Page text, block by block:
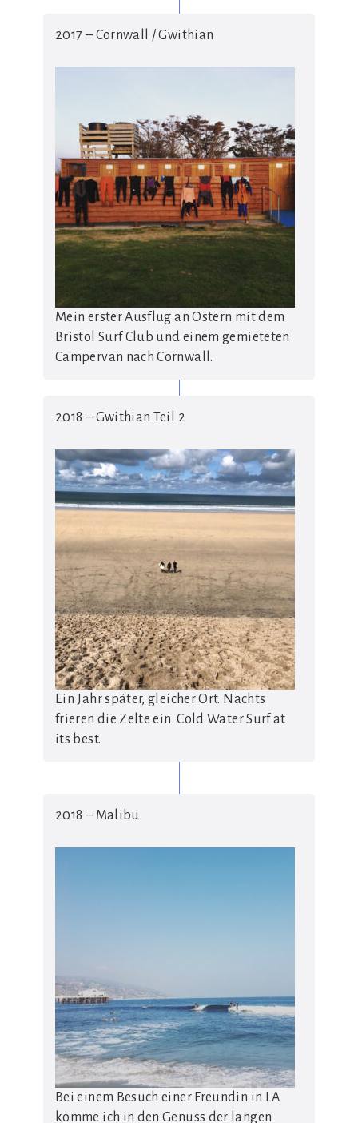
2017 – Cornwall / Gwithian
Mein erster Ausflug an Ostern mit dem
Bristol Surf Club und einem gemieteten
Campervan nach Cornwall.
2018 – Gwithian Teil 2
Ein Jahr später, gleicher Ort. Nachts
frieren die Zelte ein. Cold Water Surf at
its best.
2018 – Malibu
Bei einem Besuch einer Freundin in LA
komme ich in den Genuss der langen